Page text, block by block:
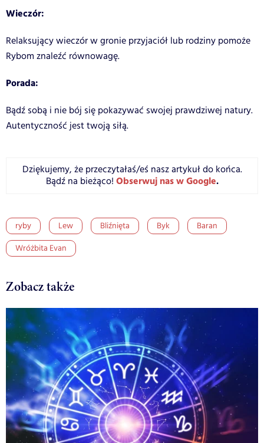
Wieczór:
Relaksujący wieczór w gronie przyjaciół lub rodziny pomoże
Rybom znaleźć równowagę.
Porada:
Bądź sobą i nie bój się pokazywać swojej prawdziwej natury.
Autentyczność jest twoją siłą.
Dziękujemy, że przeczytałaś/eś nasz artykuł do końca.
Bądź na bieżąco! Obserwuj nas w Google.
ryby Lew Bliźnięta Byk
Baran
Wróżbita Evan
Zobacz także